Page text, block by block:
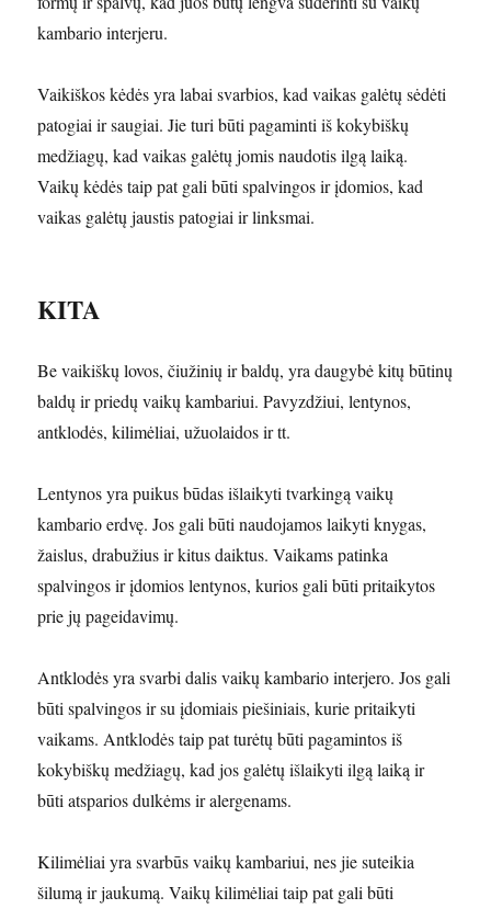
kambario interjeru.
Vaikiškos kėdės yra labai svarbios, kad vaikas galėtų sėdėti
patogiai ir saugiai. Jie turi būti pagaminti iš kokybiškų
medžiagų, kad vaikas galėtų jomis naudotis ilgą laiką.
Vaikų kėdės taip pat gali būti spalvingos ir įdomios, kad
vaikas galėtų jaustis patogiai ir linksmai.
KITA
Be vaikiškų lovos, čiužinių ir baldų, yra daugybė kitų būtinų
baldų ir priedų vaikų kambariui. Pavyzdžiui, lentynos,
antklodės, kilimėliai, užuolaidos ir tt.
Lentynos yra puikus būdas išlaikyti tvarkingą vaikų
kambario erdvę. Jos gali būti naudojamos laikyti knygas,
žaislus, drabužius ir kitus daiktus. Vaikams patinka
spalvingos ir įdomios lentynos, kurios gali būti pritaikytos
prie jų pageidavimų.
Antklodės yra svarbi dalis vaikų kambario interjero. Jos gali
būti spalvingos ir su įdomiais piešiniais, kurie pritaikyti
vaikams. Antklodės taip pat turėtų būti pagamintos iš
kokybiškų medžiagų, kad jos galėtų išlaikyti ilgą laiką ir
būti atsparios dulkėms ir alergenams.
Kilimėliai yra svarbūs vaikų kambariui, nes jie suteikia
šilumą ir jaukumą. Vaikų kilimėliai taip pat gali būti